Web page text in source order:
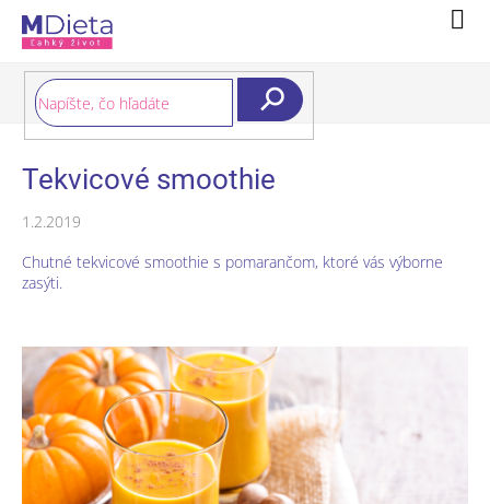
obsah
Tekvicové smoothie
1.2.2019
Chutné tekvicové smoothie s pomarančom, ktoré vás výborne
zasýti.